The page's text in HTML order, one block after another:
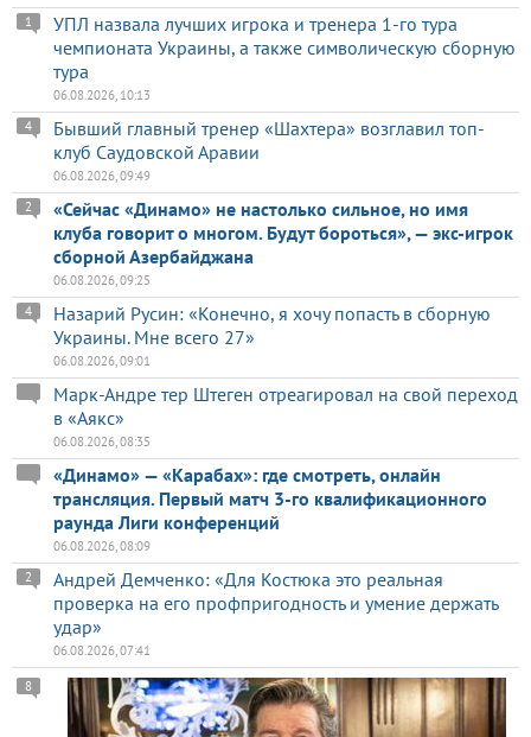
УПЛ назвала лучших игрока и тренера 1-го тура
чемпионата Украины, а также символическую сборную
тура
1
06.08.2026, 10:13
Бывший главный тренер «Шахтера» возглавил топ-
клуб Саудовской Аравии
4
06.08.2026, 09:49
«Сейчас «Динамо» не настолько сильное, но имя
клуба говорит о многом. Будут бороться», — экс-игрок
сборной Азербайджана
2
06.08.2026, 09:25
Назарий Русин: «Конечно, я хочу попасть в сборную
Украины. Мне всего 27»
4
06.08.2026, 09:01
Марк-Андре тер Штеген отреагировал на свой переход
в «Аякс»
06.08.2026, 08:35
«Динамо» — «Карабах»: где смотреть, онлайн
трансляция. Первый матч 3-го квалификационного
раунда Лиги конференций
06.08.2026, 08:09
Андрей Демченко: «Для Костюка это реальная
проверка на его профпригодность и умение держать
удар»
2
06.08.2026, 07:41
8